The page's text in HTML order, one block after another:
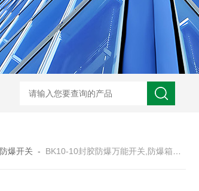
防爆磁力启动器批发价 BXK-户外防爆仪表箱
防爆开关 - BK10-10封胶防爆万能开关,防爆箱开关